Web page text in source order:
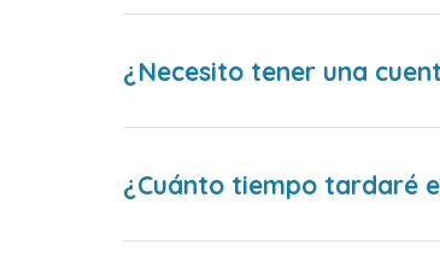
¿Necesito tener una
¿Cuánto tiempo tardaré